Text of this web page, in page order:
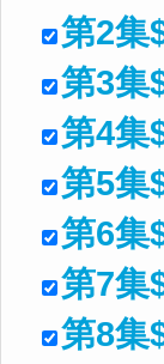
第2
第3
第4
第5
第6
第7
第8